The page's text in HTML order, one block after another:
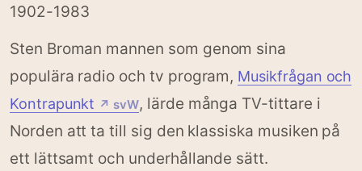
1902-1983
Sten Broman mannen som genom sina
populära radio och tv program, Musikfrågan och
Kontrapunkt ↗ svW, lärde många TV-tittare i
Norden att ta till sig den klassiska musiken på
ett lättsamt och underhållande sätt.